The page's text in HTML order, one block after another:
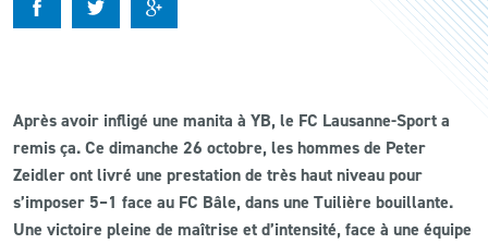
KIDS
RESTAURATION
CLUB
Après avoir infligé une manita à YB, le FC Lausanne-Sport a
remis ça. Ce dimanche 26 octobre, les hommes de Peter
Zeidler ont livré une prestation de très haut niveau pour
s’imposer 5–1 face au FC Bâle, dans une Tuilière bouillante.
Une victoire pleine de maîtrise et d’intensité, face à une équipe